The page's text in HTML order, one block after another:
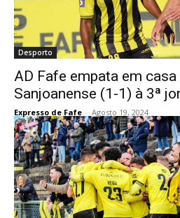
Desporto
AD Fafe empata em
Sanjoanense (1-1) à 3ª
Expresso de Fafe - Agosto 19, 2024